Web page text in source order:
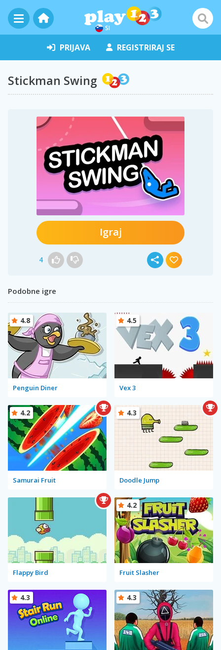
SI
PRIJAVA REGISTRIRAJ SE
Stickman Swing
Igraj
4
Podobne igre
Penguin Diner
4.8
Vex 3
4.5
Samurai Fruit
4.2
Doodle Jump
4.3
Flappy Bird Fruit Slasher
4.2
4.3 4.3